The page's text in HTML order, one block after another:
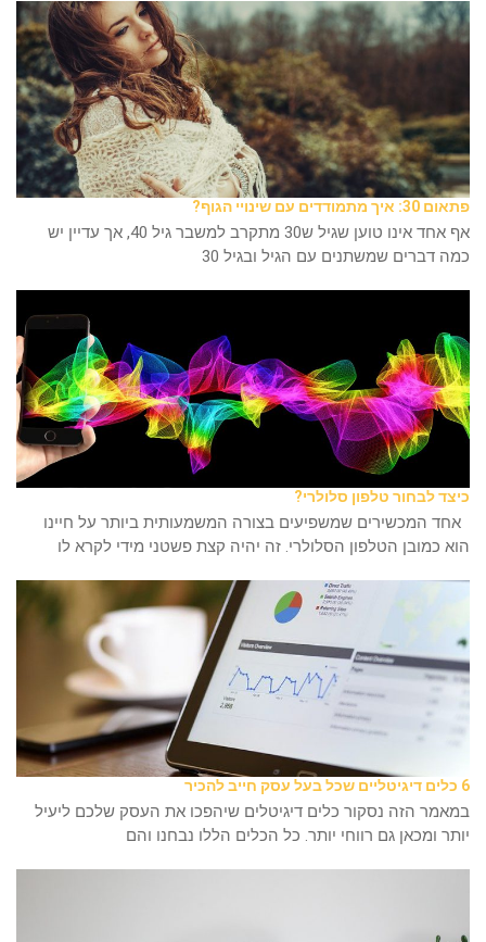
פתאום 30: איך מתמודדים עם שינויי הגוף?
אף אחד אינו טוען שגיל ש30 מתקרב למשבר גיל 40, אך עדיין יש
כמה דברים שמשתנים עם הגיל ובגיל 30
כיצד לבחור טלפון סלולרי?
אחד המכשירים שמשפיעים בצורה המשמעותית ביותר על חיינו
הוא כמובן הטלפון הסלולרי. זה יהיה קצת פשטני מידי לקרא לו
במאמר הזה נסקור כלים דיגיטלים שיהפכו את העסק שלכם ליעיל
יותר ומכאן גם רווחי יותר. כל הכלים הללו נבחנו והם